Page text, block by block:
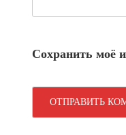
Сохранить моё